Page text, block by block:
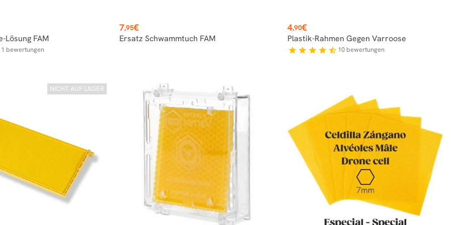
Lösung FAM
1 bewertungen
Preis
7,95€
Ersatz Schwammtuch FAM
Preis
4,90€
Plastik-Rahmen Gegen Varroose
star star star star star_half 10 bewertungen
NICHT AUF LAGER